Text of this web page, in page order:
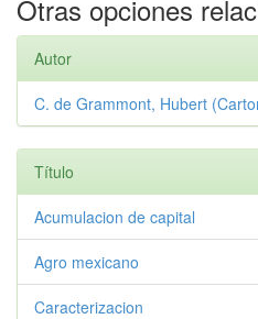
Otras opciones
Autor
C. de Grammont, Hubert
Título
Acumulacion de capital
Agro mexicano
Caracterizacion